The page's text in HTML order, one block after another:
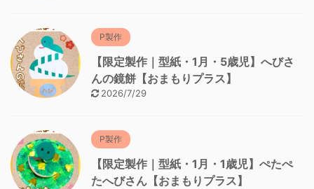
P製作
【限定製作｜型紙・1月・5歳児】へびさ
んの鏡餅【おまもりプラス】
2026/7/29
P製作
【限定製作｜型紙・1月・1歳児】ぺたぺ
たへびさん【おまもりプラス】